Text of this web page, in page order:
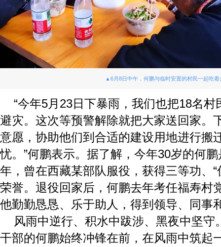
▲6月8日中午，何鹏与临时安置的村民一起吃着
“今年5月23日下暴雨，我们也把18名
避灾。这次等预警解除就把大家送回家。
意愿，协助他们到合适的建设用地进行搬
忧。”何鹏表示。据了解，今年30岁的何
年，曾在西藏某部队服役，获得三等功、“
荣誉。退役回家后，何鹏去年考任福寿村
他勤勤恳恳、乐于助人，得到领导、同事
风雨中逆行、积水中跋涉、黑夜中坚守
干部的何鹏始终冲锋在前，在风雨中筑起